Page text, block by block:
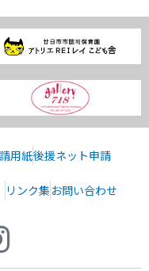
用紙後援ネット申請
リンク集 お問い合わせ